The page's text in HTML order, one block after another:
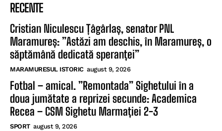
RECENTE
Cristian Niculescu Țâgârlaș, senator PNL
Maramureș: ”Astăzi am deschis, în Maramureș, o
săptămână dedicată speranței”
MARAMURESUL ISTORIC august 9, 2026
Fotbal – amical. ”Remontada” Sighetului în a
doua jumătate a reprizei secunde: Academica
Recea – CSM Sighetu Marmației 2-3
SPORT august 9, 2026